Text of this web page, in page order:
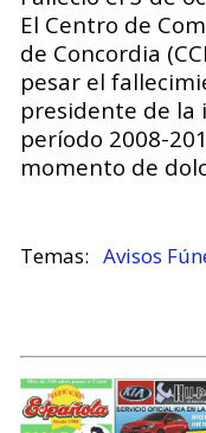
El Centro de
de Concordia
pesar el
presidente de
período 2008-
momento de
Avisos